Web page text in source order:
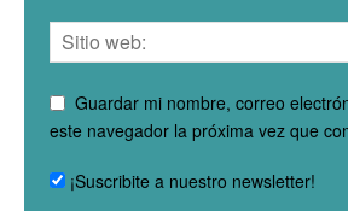
Guardar mi nombre, correo
este navegador la próxima vez que
¡Suscribite a nuestro newsletter!